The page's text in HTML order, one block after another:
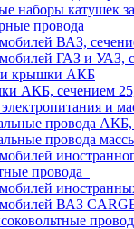
наборы катушек
провода
ВАЗ,
ГАЗ и УАЗ,
крышки АКБ
АКБ, сечением
и
провода АКБ,
провода
провода
ВАЗ